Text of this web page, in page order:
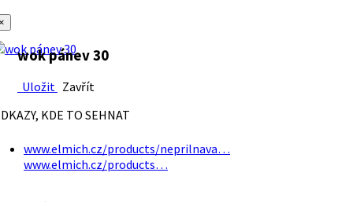
wok pánev 30
Uložit Zavřít
KDE TO SEHNAT
www.elmich.cz/products/neprilnava…
www.elmich.cz/products…